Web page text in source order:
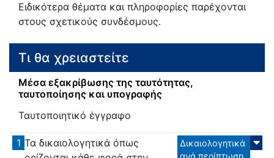
Ειδικότερα θέματα και πληροφορίες παρέχονται
στους σχετικούς συνδέσμους.
Τι θα χρειαστείτε
Μέσα εξακρίβωσης της ταυτότητας,
ταυτοποίησης και υπογραφής
Ταυτοποιητικό έγγραφο
1 Τα δικαιολογητικά όπως
Δικαιολογητικά
ανά περίπτωση